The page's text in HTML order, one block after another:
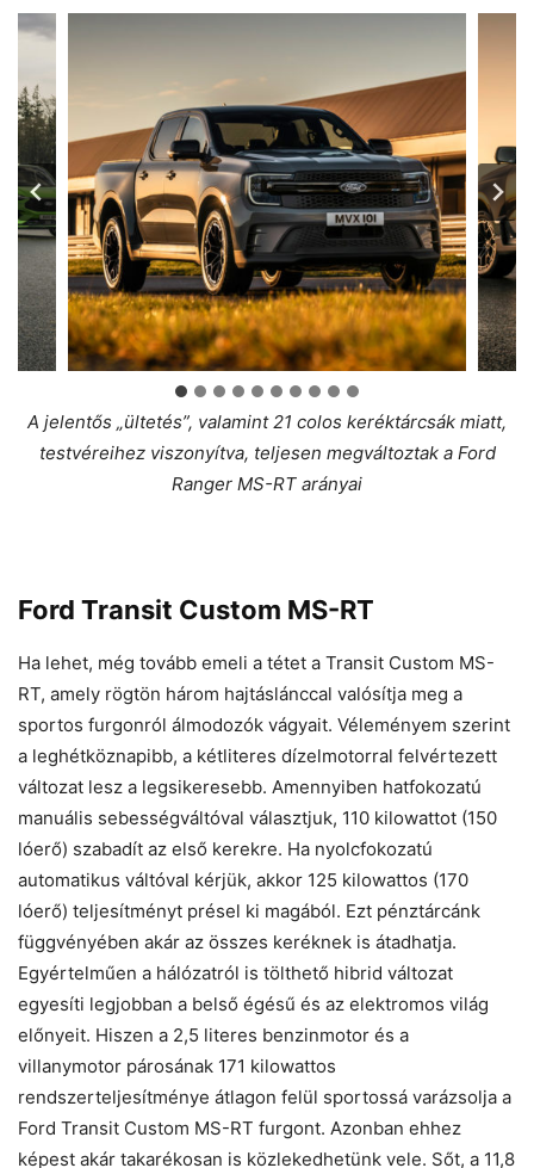
A jelentős „ültetés”, valamint 21 colos keréktárcsák miatt,
testvéreihez viszonyítva, teljesen megváltoztak a Ford
Ranger MS-RT arányai
Ford Transit Custom MS-RT
Ha lehet, még tovább emeli a tétet a Transit Custom MS-
RT, amely rögtön három hajtáslánccal valósítja meg a
sportos furgonról álmodozók vágyait. Véleményem szerint
a leghétköznapibb, a kétliteres dízelmotorral felvértezett
változat lesz a legsikeresebb. Amennyiben hatfokozatú
manuális sebességváltóval választjuk, 110 kilowattot (150
lóerő) szabadít az első kerekre. Ha nyolcfokozatú
automatikus váltóval kérjük, akkor 125 kilowattos (170
lóerő) teljesítményt présel ki magából. Ezt pénztárcánk
függvényében akár az összes keréknek is átadhatja.
Egyértelműen a hálózatról is tölthető hibrid változat
egyesíti legjobban a belső égésű és az elektromos világ
előnyeit. Hiszen a 2,5 literes benzinmotor és a
villanymotor párosának 171 kilowattos
rendszerteljesítménye átlagon felül sportossá varázsolja a
Ford Transit Custom MS-RT furgont. Azonban ehhez
képest akár takarékosan is közlekedhetünk vele. Sőt, a 11,8